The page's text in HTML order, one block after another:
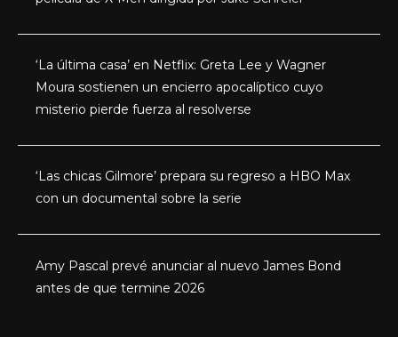
‘La última casa’ en Netflix: Greta Lee y Wagner
Moura sostienen un encierro apocalíptico cuyo
misterio pierde fuerza al resolverse
‘Las chicas Gilmore’ prepara su regreso a HBO Max
con un documental sobre la serie
Amy Pascal prevé anunciar al nuevo James Bond
antes de que termine 2026